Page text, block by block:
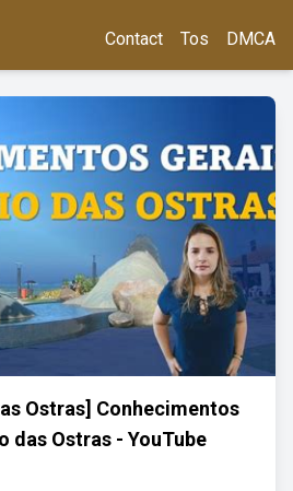
Contact Tos DMCA
Ostras] Conhecimentos
das Ostras - YouTube